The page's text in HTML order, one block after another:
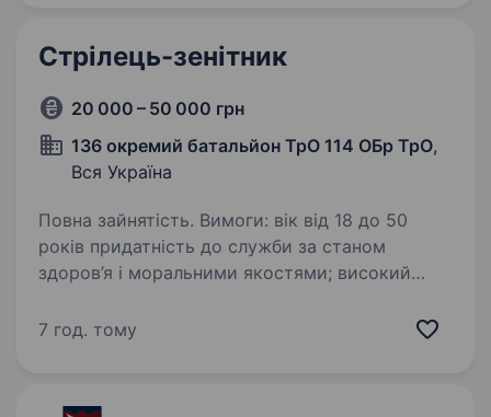
Стрілець-зенітник
20 000 – 50 000 грн
136 окремий батальйон ТрО 114 ОБр ТрО,
Вся Україна
Повна зайнятість. Вимоги: вік від 18 до 50
років придатність до служби за станом
здоров’я і моральними якостями; високий
від вживання алкоголю та психотропних
7 год. тому